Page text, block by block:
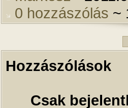
0 hozzászólás ~
Hozzászólások
Csak